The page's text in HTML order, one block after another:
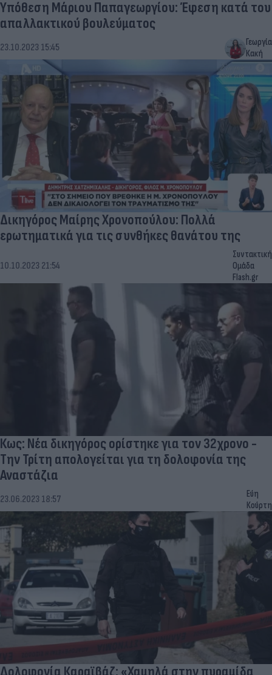
Υπόθεση Μάριου Παπαγεωργίου: Έφεση κατά του
απαλλακτικού βουλεύματος
23.10.2023 15:45
Γεωργία
Κακή
Δικηγόρος Μαίρης Χρονοπούλου: Πολλά
ερωτηματικά για τις συνθήκες θανάτου της
10.10.2023 21:54
Συντακτική
Ομάδα
Flash.gr
Κως: Νέα δικηγόρος ορίστηκε για τον 32χρονο -
Την Τρίτη απολογείται για τη δολοφονία της
Αναστάζια
23.06.2023 18:57
Εύη
Κούρτη